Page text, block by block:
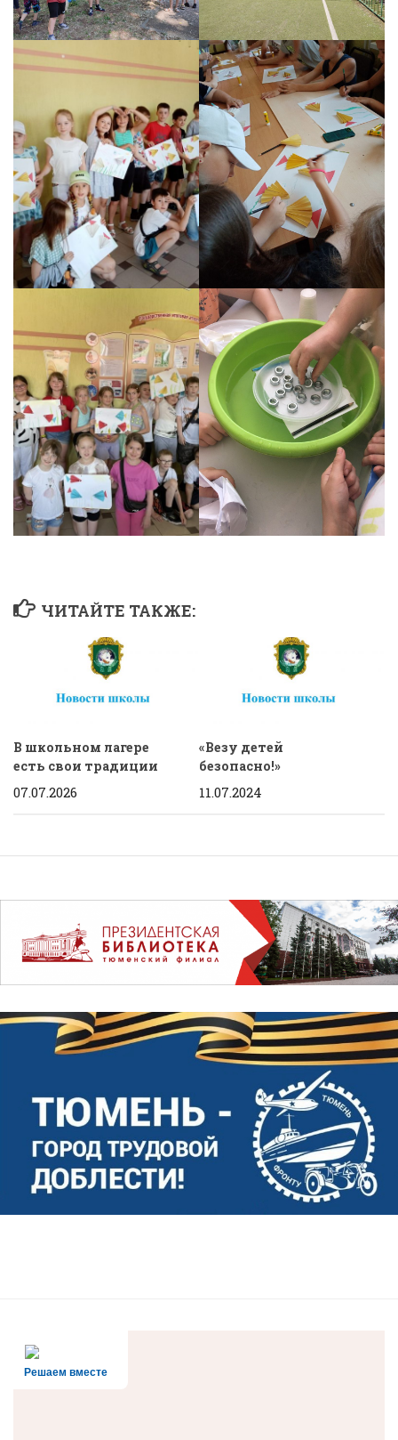
ЧИТАЙТЕ ТАКЖЕ:
В школьном лагере
есть свои традиции
07.07.2026
«Везу детей
безопасно!»
11.07.2024
Решаем вместе